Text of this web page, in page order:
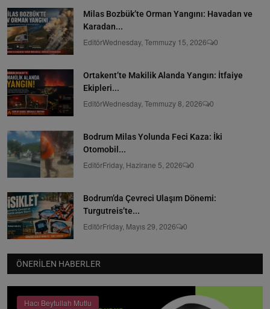
Milas Bozbük’te Orman Yangını: Havadan ve
Karadan...
EditörWednesday, Temmuzy 15, 2026 0
Ortakent’te Makilik Alanda Yangın: İtfaiye
Ekipleri...
EditörWednesday, Temmuzy 8, 2026 0
Bodrum Milas Yolunda Feci Kaza: İki
Otomobil...
EditörFriday, Hazirane 5, 2026 0
Bodrum’da Çevreci Ulaşım Dönemi:
Turgutreis’te...
EditörFriday, Mayıs 29, 2026 0
ÖNERILEN HABERLER
Hacı Beytullah Mutlu